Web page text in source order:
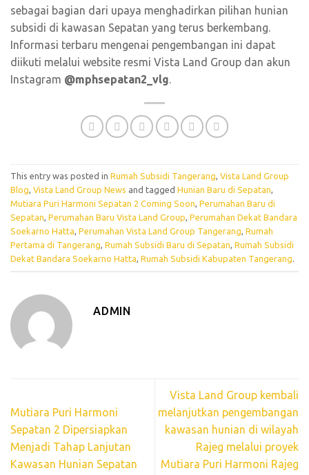
sebagai bagian dari upaya menghadirkan pilihan hunian
subsidi di kawasan Sepatan yang terus berkembang.
Informasi terbaru mengenai pengembangan ini dapat
diikuti melalui website resmi Vista Land Group dan akun
Instagram @mphsepatan2_vlg.
This entry was posted in Rumah Subsidi Tangerang, Vista Land Group
Blog, Vista Land Group News and tagged Hunian Baru di Sepatan,
Mutiara Puri Harmoni Sepatan 2 Coming Soon, Perumahan Baru di
Sepatan, Perumahan Baru Vista Land Group, Perumahan Dekat Bandara
Soekarno Hatta, Perumahan Vista Land Group Tangerang, Rumah
Pertama di Tangerang, Rumah Subsidi Baru di Sepatan, Rumah Subsidi
Dekat Bandara Soekarno Hatta, Rumah Subsidi Kabupaten Tangerang.
ADMIN
Mutiara Puri Harmoni
Sepatan 2 Dipersiapkan
Menjadi Tahap Lanjutan
Kawasan Hunian Sepatan
Vista Land Group kembali
melanjutkan pengembangan
kawasan hunian di wilayah
Rajeg melalui proyek
Mutiara Puri Harmoni Rajeg